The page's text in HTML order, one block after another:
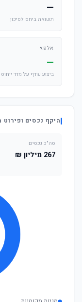
—
תשואה ביחס לסיכון
אלפא
—
ביצוע עודף על מדד ייחוס
היקף נכסים
סה"כ נכסים
267 מיליון ₪